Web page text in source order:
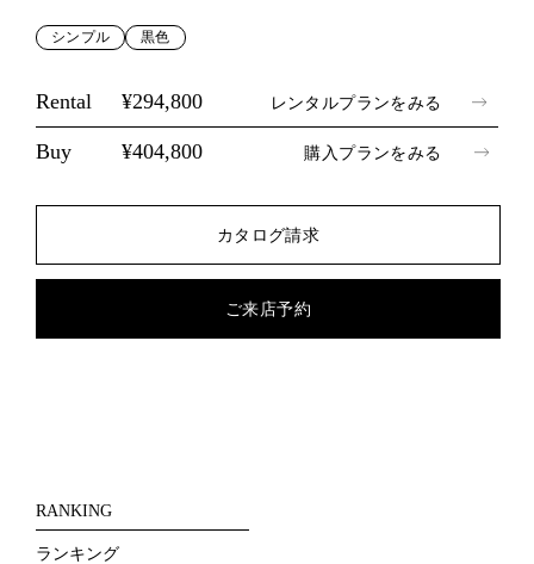
シンプル 黒色
Rental ¥294,800 レンタルプランをみる
Buy ¥404,800 購入プランをみる
カタログ請求
ご来店予約
RANKING
ランキング